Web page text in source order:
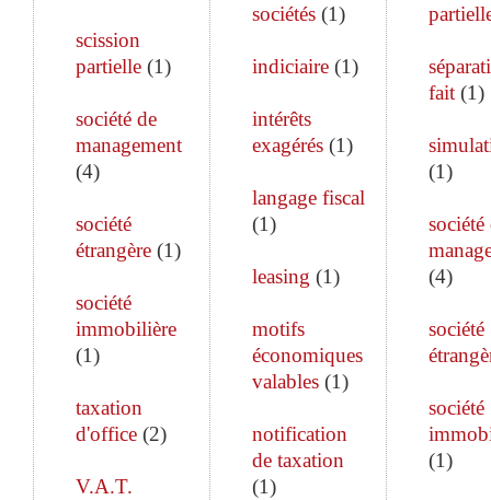
scission
partielle (1)
société de
management
(4)
société
étrangère (1)
société
immobilière
(1)
taxation
d'office (2)
V.A.T.
sociétés(1)
indiciaire(1)
intérêts
exagérés(1)
langage fiscal
(1)
leasing (1)
motifs
économiques
valables(1)
notification
de taxation
(1)
fait(1)
(1)
société
(4)
société
société
(1)